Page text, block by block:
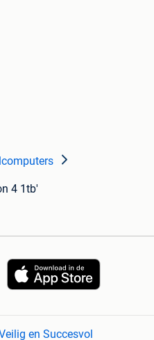
4 1tb'
en Succesvol